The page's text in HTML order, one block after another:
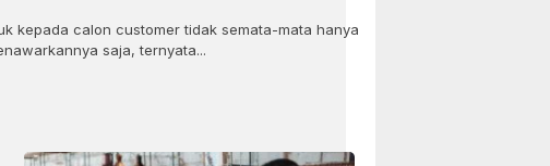
kepada calon customer tidak semata-mata hanya
saja, ternyata...